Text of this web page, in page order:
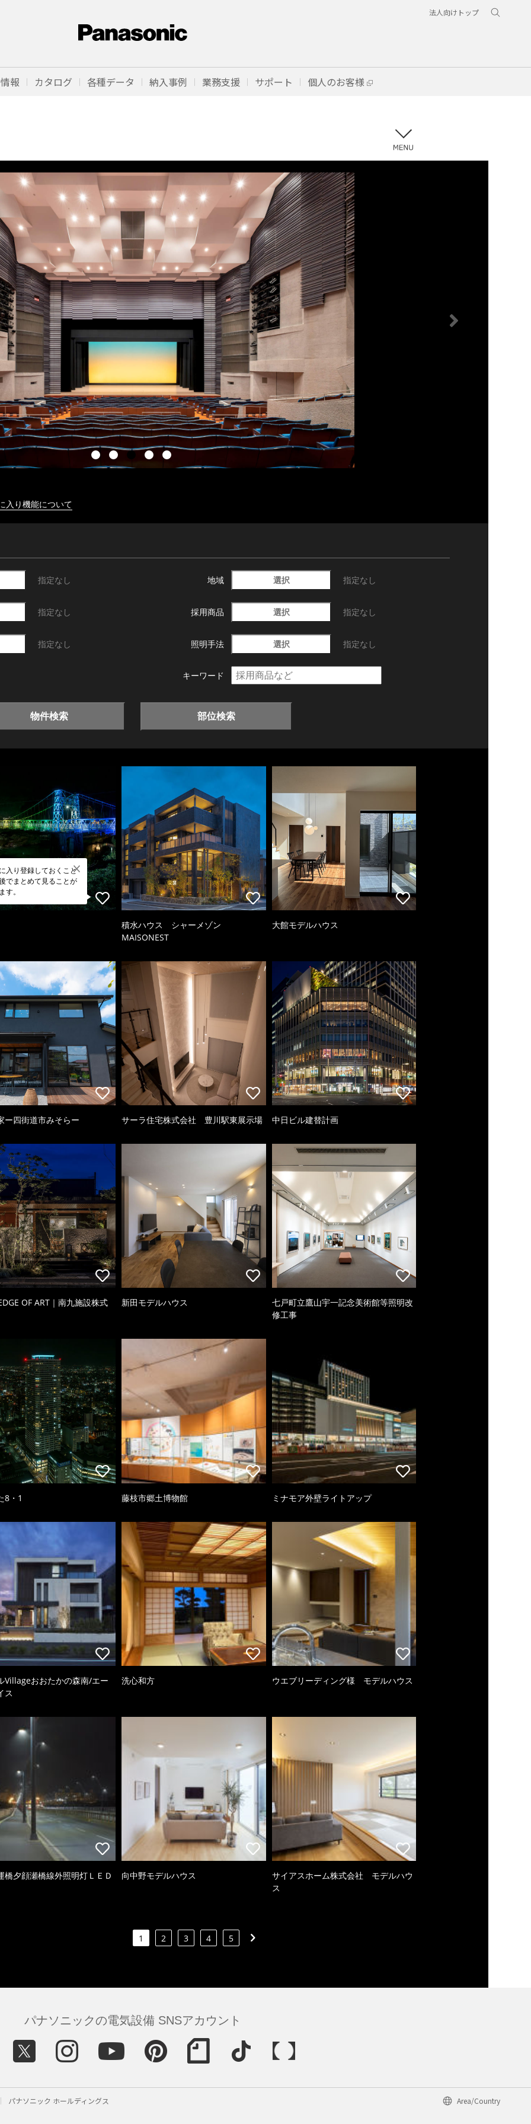
法人向けトップ
報 カタログ 各種データ 納入事例 業務支援 サポート 個人のお客様
入り機能について
指定なし 地域 選択 指定なし
指定なし 採用商品 選択 指定なし
指定なし 照明手法 選択 指定なし
キーワード
物件検索 部位検索
入り登録しておくこと
でまとめて見ることが
す。
積水ハウス シャーメゾン
MAISONEST
大館モデルハウス
ー四街道市みそらー サーラ住宅株式会社 豊川駅東展示場 中日ビル建替計画
OF ART｜南九施設株式 新田モデルハウス
七戸町立鷹山宇一記念美術館等照明改
修工事
8・1 藤枝市郷土博物館 ミナモア外壁ライトアップ
Villageおおたかの森南/エー
ス
洗心和方 ウエブリーディング様 モデルハウス
橋夕顔瀬橋線外照明灯ＬＥＤ 向中野モデルハウス
サイアスホーム株式会社 モデルハウ
ス
1 2 3 4 5
パナソニックの電気設備 SNSアカウント
パナソニック ホールディングス Area/Country